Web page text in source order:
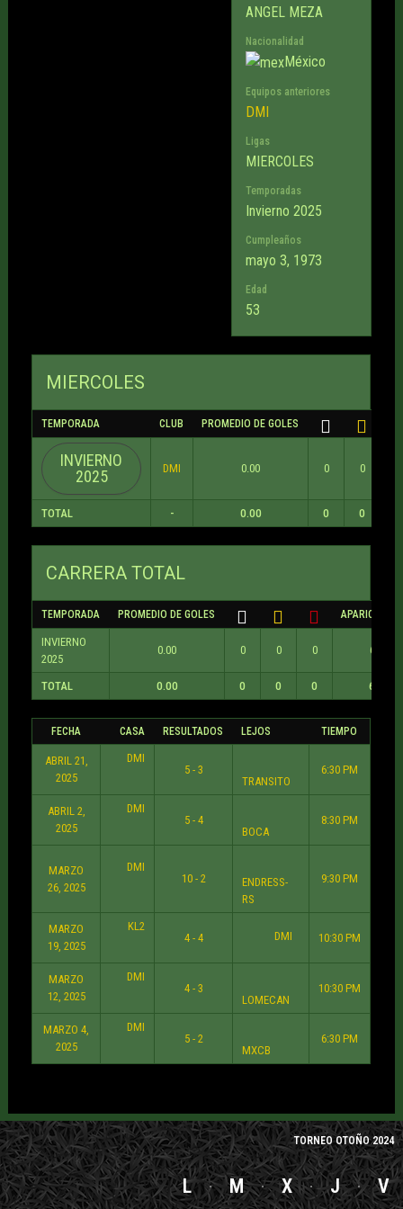
ANGEL MEZA
Nacionalidad
México
Equipos anteriores
DMI
Ligas
MIERCOLES
Temporadas
Invierno 2025
Cumpleaños
mayo 3, 1973
Edad
53
MIERCOLES
TEMPORADA CLUB PROMEDIO DE GOLES
INVIERNO
2025
DMI 0.00 0 0
TOTAL - 0.00 0 0
CARRERA TOTAL
TEMPORADA PROMEDIO DE GOLES APARICIONES
INVIERNO
2025
0.00 0 0 0 6
TOTAL 0.00 0 0 0 6
FECHA CASA RESULTADOS LEJOS TIEMPO
ABRIL 21,
2025
DMI
5 - 3
TRANSITO
6:30 PM
ABRIL 2,
2025
DMI
5 - 4
BOCA
8:30 PM
MARZO
26, 2025
DMI
10 - 2
ENDRESS-
RS
9:30 PM
MARZO
19, 2025
KL2
4 - 4
DMI 10:30 PM
MARZO
12, 2025
DMI
4 - 3
LOMECAN
10:30 PM
MARZO 4,
2025
DMI
5 - 2
MXCB
6:30 PM
TORNEO OTOÑO 2024
L M X J V